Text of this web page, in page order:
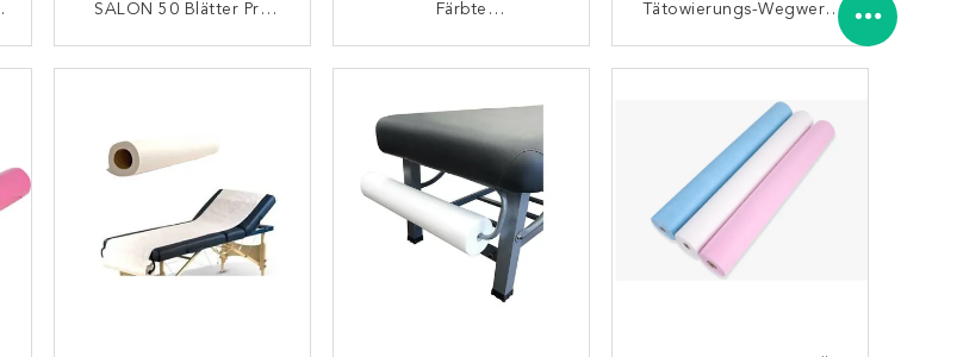
SALON 50 Blätter Pro
KONTAKT
Färbte
KONTAKT
Tätowierungs-Wegwerf-
80*180cm Nichtgewebter
KONTAKT